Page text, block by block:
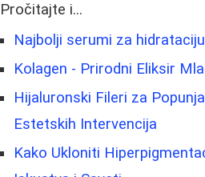
Pročitajte i...
Najbolji serumi za
Kolagen - Prirodni Eliksir
Hijaluronski Fileri za
Estetskih Intervencija
Kako Ukloniti